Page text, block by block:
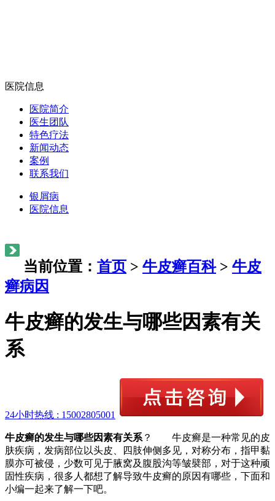
医院信息
医院简介
医生团队
特色疗法
新闻动态
案例
联系我们
银屑病
医院信息
当前位置： 首页 > 牛皮癣百科> 牛皮
癣病因
牛皮癣的发生与哪些因素有关
系
24小时热线 : 15002805001
牛皮癣的发生与哪些因素有关系 ？ 牛皮癣是一种常见的皮
肤疾病，发病部位以头皮、四肢伸侧多见，对称分布，指甲黏
膜亦可被侵，少数可见于腋窝及腹股沟等皱襞部，对于这种顽
固性疾病，很多人都想了解导致牛皮癣的原因有哪些，下面和
小编一起来了解一下吧。